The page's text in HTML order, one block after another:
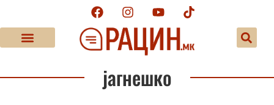
јагнешко